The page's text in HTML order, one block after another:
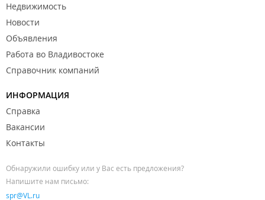
Недвижимость
Новости
Объявления
Работа во Владивостоке
Справочник компаний
ИНФОРМАЦИЯ
Справка
Вакансии
Контакты
Обнаружили ошибку или у Вас есть предложения?
Напишите нам письмо:
spr@VL.ru